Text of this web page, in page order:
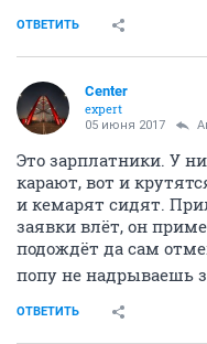
ОТВЕТИТЬ
Center
expert
05 июня 2017
Это зарплатники. У
карают, вот и
и кемарят сидят.
заявки влёт, он
подождёт да сам
попу не надрываешь
ОТВЕТИТЬ